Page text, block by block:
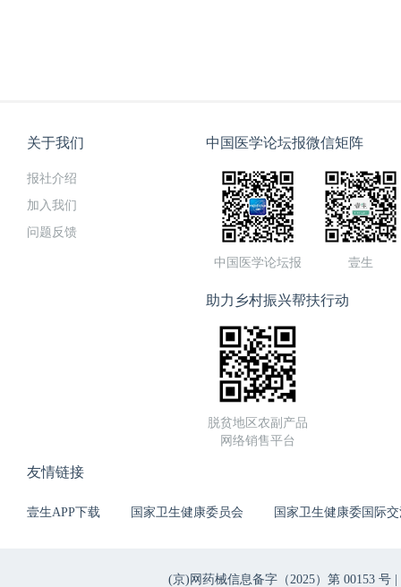
关于我们
报社介绍
加入我们
问题反馈
中国医学论坛报微信矩阵
中国医学论坛报 壹生
助力乡村振兴帮扶行动
脱贫地区农副产品
网络销售平台
友情链接
壹生APP下载 国家卫生健康委员会 国家卫生健康委国际
(京)网药械信息备字（2025）第 00153 号 |